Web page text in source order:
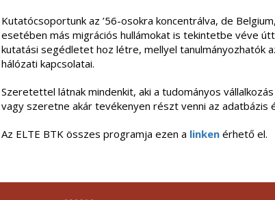
Kutatócsoportunk az ’56-osokra koncentrálva, de
esetében más migrációs hullámokat is tekintetbe véve
kutatási segédletet hoz létre, mellyel tanulmányozhatók
hálózati kapcsolatai.
Szeretettel látnak mindenkit, aki a tudományos
vagy szeretne akár tevékenyen részt venni az adatbázis
Az ELTE BTK összes programja ezen a linkenérhető el.